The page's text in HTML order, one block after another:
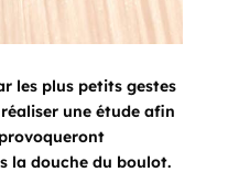
les plus petits gestes
une étude afin
la douche du boulot.